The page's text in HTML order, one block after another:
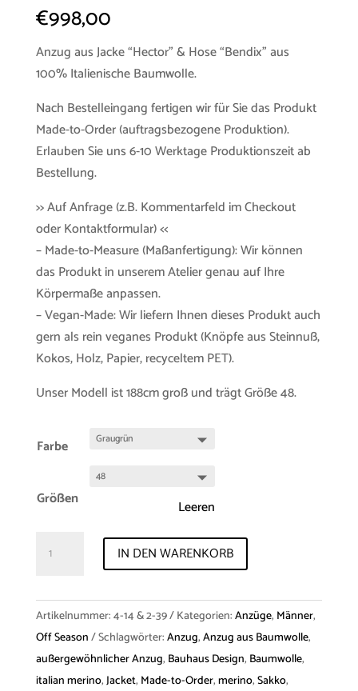
€998,00
Anzug aus Jacke “Hector” & Hose “Bendix” aus
100% Italienische Baumwolle.
Nach Bestelleingang fertigen wir für Sie das Produkt
Made-to-Order (auftragsbezogene Produktion).
Erlauben Sie uns 6-10 Werktage Produktionszeit ab
Bestellung.
>> Auf Anfrage (z.B. Kommentarfeld im Checkout
oder Kontaktformular) <<
– Made-to-Measure (Maßanfertigung): Wir können
das Produkt in unserem Atelier genau auf Ihre
Körpermaße anpassen.
– Vegan-Made: Wir liefern Ihnen dieses Produkt auch
gern als rein veganes Produkt (Knöpfe aus Steinnuß,
Kokos, Holz, Papier, recyceltem PET).
Unser Modell ist 188cm groß und trägt Größe 48.
Farbe
Größen
Leeren
"Hector"
Trousers
"Bendix"
Cotton
Menge
IN DEN WARENKORB
Artikelnummer:4-14 & 2-39 Kategorien:Anzüge, Männer,
Off Season Schlagwörter:Anzug,Anzug aus Baumwolle,
außergewöhnlicher Anzug, Bauhaus Design, Baumwolle,
italian merino,Jacket, Made-to-Order,merino,Sakko,